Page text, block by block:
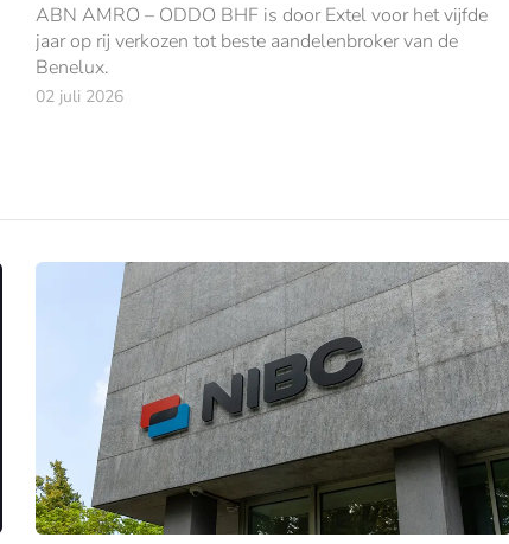
ABN AMRO – ODDO BHF is door Extel voor het vijfde
jaar op rij verkozen tot beste aandelenbroker van de
Benelux.
02 juli 2026